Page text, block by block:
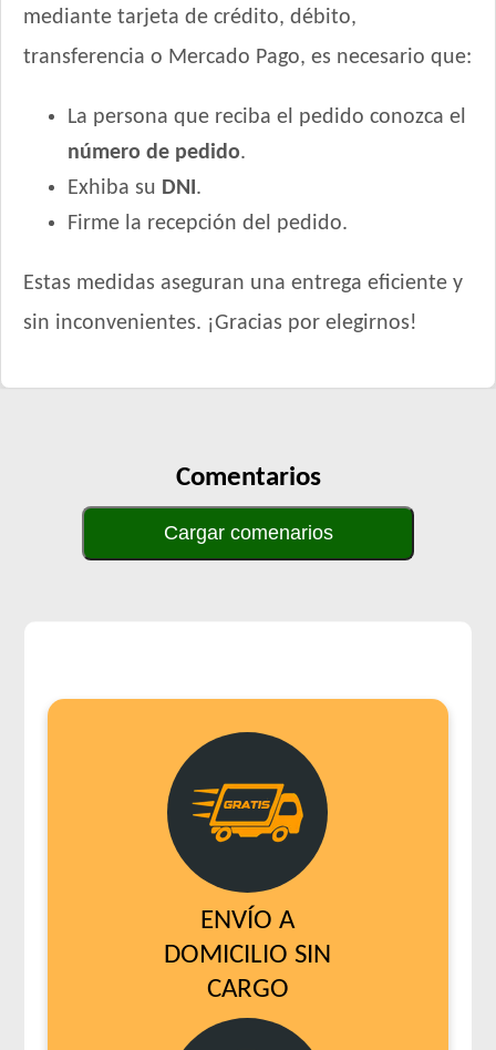
mediante tarjeta de crédito, débito,
transferencia o Mercado Pago, es necesario que:
La persona que reciba el pedido conozca el
número de pedido.
Exhiba su DNI.
Firme la recepción del pedido.
Estas medidas aseguran una entrega eficiente y
sin inconvenientes. ¡Gracias por elegirnos!
Comentarios
Cargar comenarios
ENVÍO A
DOMICILIO SIN
CARGO